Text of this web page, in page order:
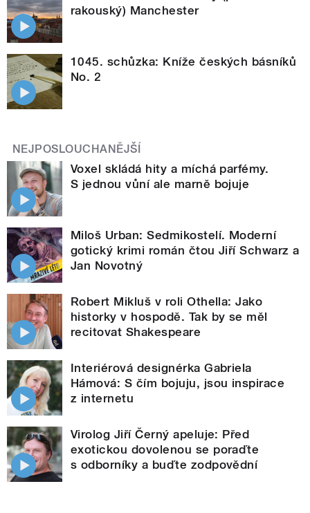
rakouský) Manchester
1045. schůzka: Kníže českých básníků
No. 2
NEJPOSLOUCHANĚJŠÍ
Voxel skládá hity a míchá parfémy.
S jednou vůní ale marně bojuje
Miloš Urban: Sedmikostelí. Moderní
gotický krimi román čtou Jiří Schwarz a
Jan Novotný
Robert Mikluš v roli Othella: Jako
historky v hospodě. Tak by se měl
recitovat Shakespeare
Interiérová designérka Gabriela
Hámová: S čím bojuju, jsou inspirace
z internetu
Virolog Jiří Černý apeluje: Před
exotickou dovolenou se poraďte
s odborníky a buďte zodpovědní